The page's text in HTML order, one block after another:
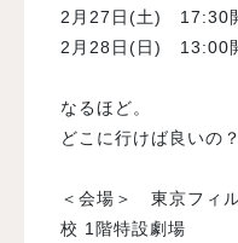
2月27日(土) 17:30
2月28日(日) 13:00
なるほど。
どこに行けば良いの？
＜会場＞ 東京フィ
校 1階特設劇場